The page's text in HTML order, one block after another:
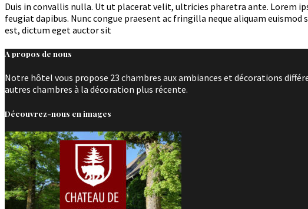
Duis in convallis nulla. Ut ut placerat velit, ultricies pharetra ante. Lorem
feugiat dapibus. Nunc congue praesent ac fringilla neque aliquam
est, dictum eget auctor sit
A propos de nous
Notre hôtel vous propose 23 chambres aux ambiances et décorations
autres chambres à la décoration plus récente.
Découvrez-nous en images